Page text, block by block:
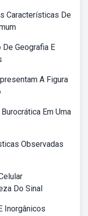
Características De
Geografia E
A Figura
Em Uma
Observadas
Do Sinal
Inorgânicos